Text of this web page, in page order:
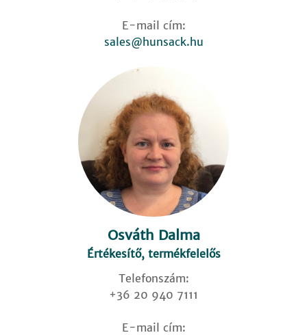
E-mail cím:
sales@hunsack.hu
Osváth Dalma
Értékesítő, termékfelelős
Telefonszám:
+36 20 940 7111
E-mail cím: